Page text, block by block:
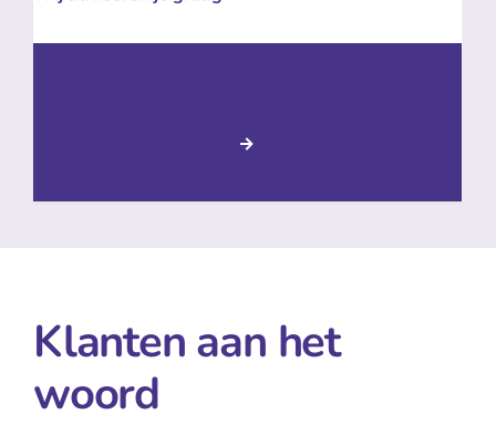
Klanten aan het
woord